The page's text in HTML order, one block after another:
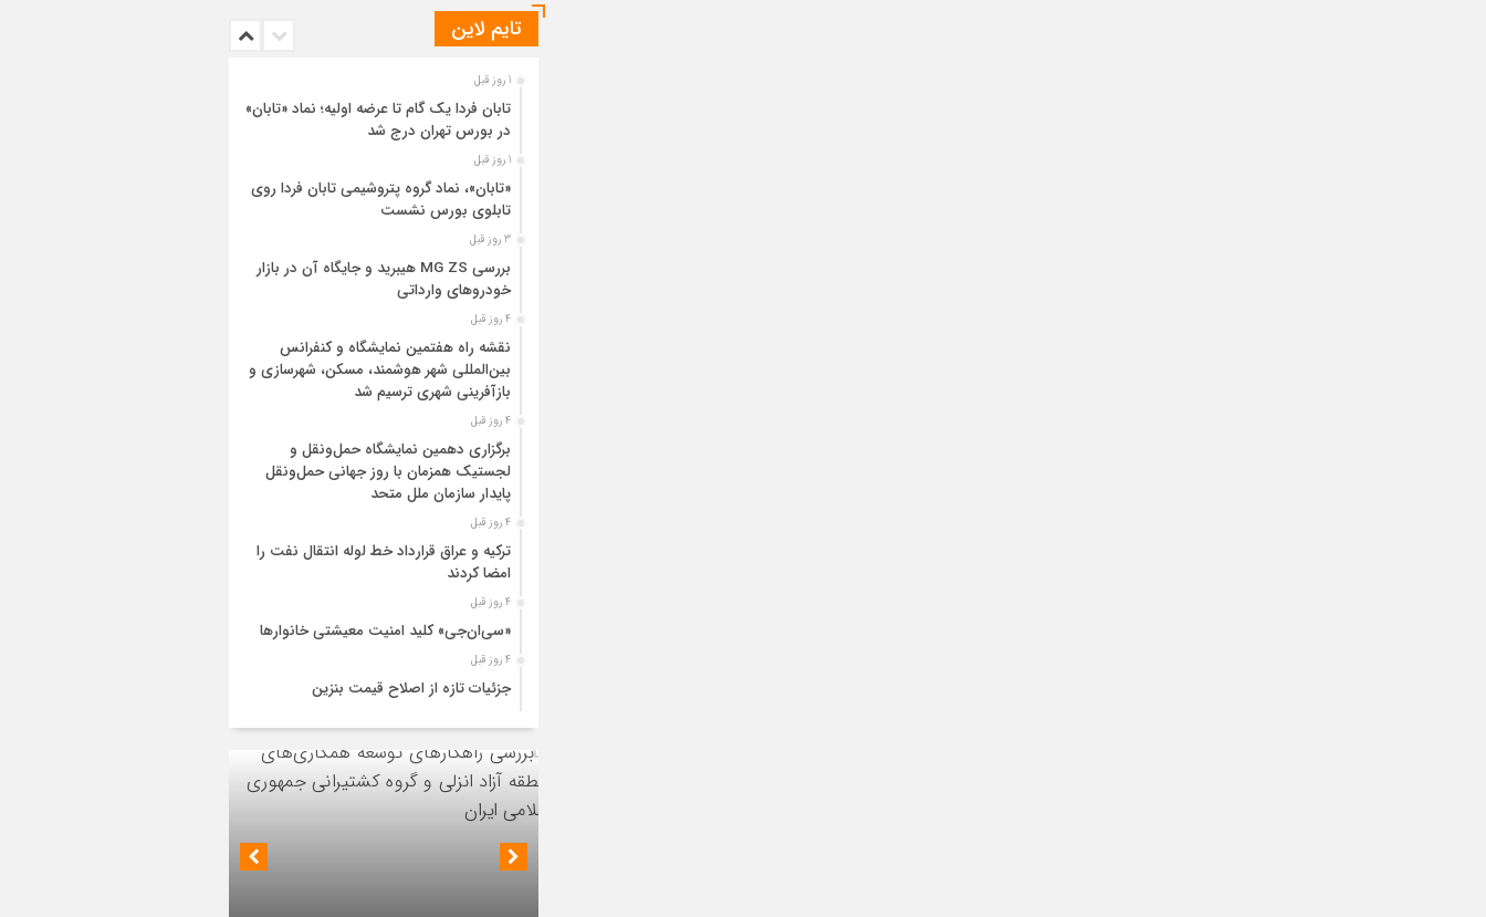
تایم لاین
1 روز قبل
تابان فردا یک گام تا عرضه اولیه؛ نماد «تابان»
در بورس تهران درج شد
1 روز قبل
«تابان»، نماد گروه پتروشیمی تابان فردا روی
تابلوی بورس نشست
3 روز قبل
بررسی MG ZS هیبرید و جایگاه آن در بازار
خودروهای وارداتی
4 روز قبل
نقشه راه هفتمین نمایشگاه و کنفرانس
بین‌المللی شهر هوشمند، مسکن، شهرسازی و
بازآفرینی شهری ترسیم شد
4 روز قبل
برگزاری دهمین نمایشگاه حمل‌ونقل و
لجستیک همزمان با روز جهانی حمل‌ونقل
پایدار سازمان ملل متحد
4 روز قبل
ترکیه و عراق قرارداد خط لوله انتقال نفت را
امضا کردند
4 روز قبل
«سی‌ان‌جی» کلید امنیت معیشتی خانوارها
4 روز قبل
جزئیات تازه از اصلاح قیمت بنزین
تولید نفت اعضای اوپک پلاس روی کاغذ
افزایش یافت
آغاز اجرای طرح تخصیص یارانه سوخت از
طریق کارت‌های بانکی
نشست رئیس هیأت مدیره گروه سرمایه‌گذاری اهداف با